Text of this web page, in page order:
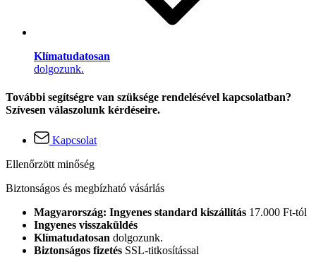
Klímatudatosan
dolgozunk.
További segítségre van szüksége rendelésével kapcsolatban?
Szívesen válaszolunk kérdéseire.
Kapcsolat
Ellenőrzött minőség
Biztonságos és megbízható vásárlás
Magyarország: Ingyenes standard kiszállítás 17.000 Ft-tól
Ingyenes visszaküldés
Klímatudatosan dolgozunk.
Biztonságos fizetés SSL-titkosítással